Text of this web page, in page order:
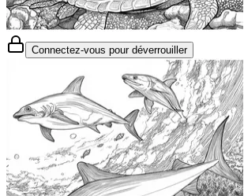
Connectez-vous pour déverrouiller